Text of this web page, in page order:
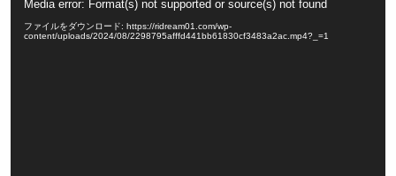
動Media error: Format(s) not supported or source(s) not found
ファイルをダウンロード: https://ridream01.com/wp-
content/uploads/2024/08/2298795afffd441bb61830cf3483a2ac.mp4?_=1